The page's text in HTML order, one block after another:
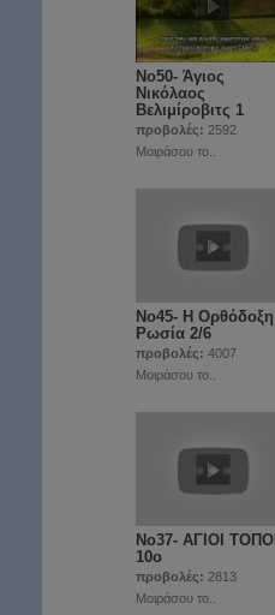
Νο50- Άγιος
Νικόλαος
Βελιμίροβιτς 1
προβολές: 2592
Μοιράσου το..
Νο45- Η Ορθόδοξη
Ρωσία 2/6
προβολές: 4007
Μοιράσου το..
Νο37- ΑΓΙΟΙ ΤΟΠΟΙ
10ο
προβολές: 2813
Μοιράσου το..